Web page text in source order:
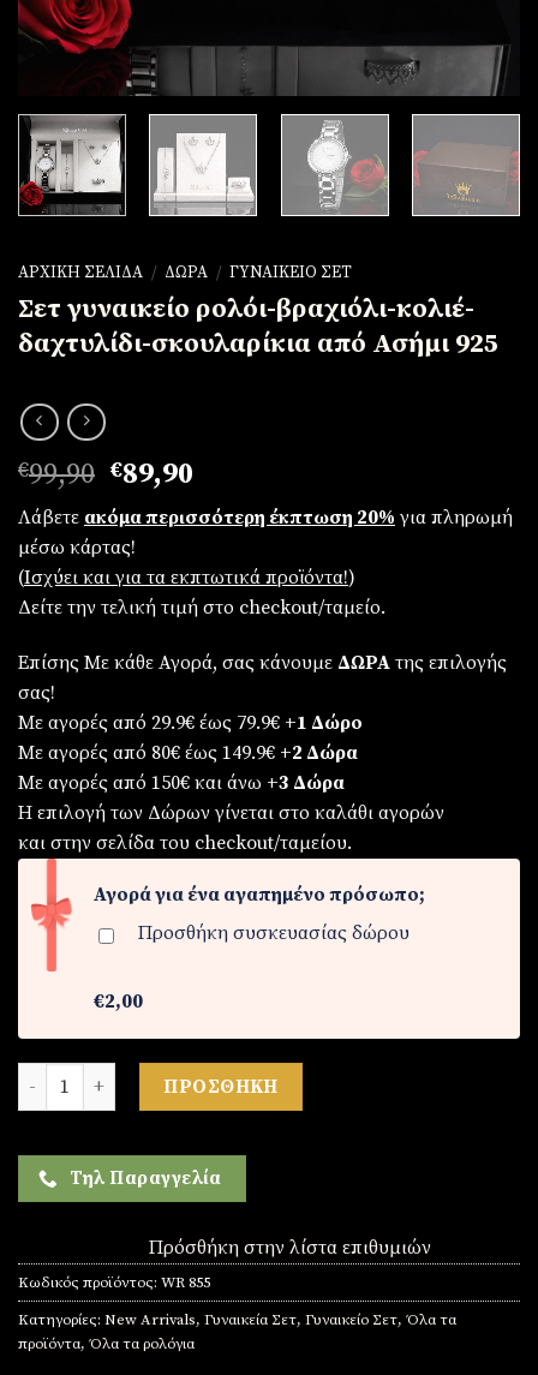
ΑΡΧΙΚΉ ΣΕΛΊΔΑ / ΔΏΡΑ / ΓΥΝΑΙΚΕΊΟ ΣΕΤ
Σετ γυναικείο ρολόι-βραχιόλι-κολιέ-
δαχτυλίδι-σκουλαρίκια από Ασήμι 925
€99,90 Original
price
was:
€99,90.
€89,90
τρέχουσα
τιμή
είναι:
€89,90.
Λάβετε ακόμα περισσότερη έκπτωση 20% για πληρωμή
μέσω κάρτας!
(Iσχύει και για τα εκπτωτικά προϊόντα!)
Δείτε την τελική τιμή στο checkout/ταμείο.
Επίσης Με κάθε Αγορά, σας κάνουμε ΔΩΡΑ της επιλογής
σας!
Με αγορές από 29.9€ έως 79.9€ +1 Δώρο
Με αγορές από 80€ έως 149.9€ +2 Δώρα
Με αγορές από 150€ και άνω +3 Δώρα
Η επιλογή των Δώρων γίνεται στο καλάθι αγορών
και στην σελίδα του checkout/ταμείου.
Αγορά για ένα αγαπημένο πρόσωπο;
Προσθήκη συσκευασίας δώρου
€2,00
Σετ γυναικείο ρολόι-βραχιόλι-κολιέ-δαχτυλίδι-σκουλαρίκια
ΠΡΟΣΘΉΚΗ
Τηλ Παραγγελία
Πρόσθήκη στην λίστα επιθυμιών
Κωδικός προϊόντος: WR 855
Κατηγορίες: New Arrivals, Γυναικεία Σετ, Γυναικείο Σετ, Όλα τα
προϊόντα, Όλα τα ρολόγια